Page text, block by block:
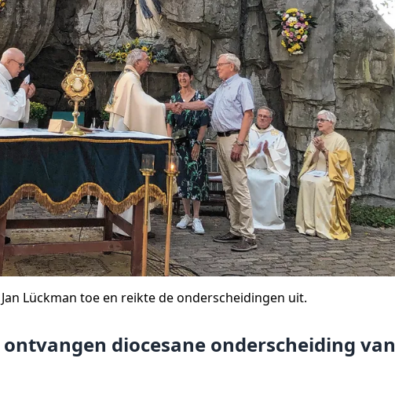
Lückman toe en reikte de onderscheidingen uit.
diocesane onderscheiding van